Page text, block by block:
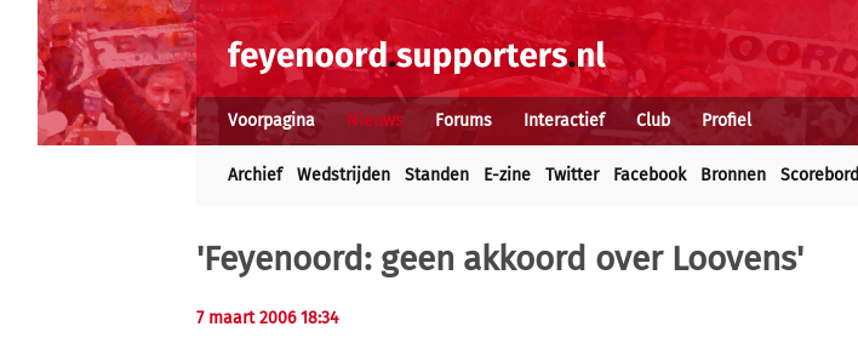
Voorpagina Nieuws Forums Interactief Club Profiel
Archief Wedstrijden Standen E-zine Twitter Facebook Bronnen Scorebord
'Feyenoord: geen akkoord over Loovens'
7 maart 2006 18:34